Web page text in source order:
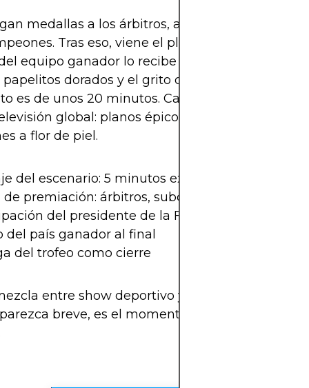
medallas a los árbitros, al equipo
Tras eso, viene el plato fuerte: el trofeo.
equipo ganador lo recibe entre fuegos
dorados y el grito de millones. La
es de unos 20 minutos. Cada elemento está
global: planos épicos, ángulos cenitales
a flor de piel.
del escenario: 5 minutos exactos
premiación: árbitros, subcampeón, campeón
del presidente de la FIFA
del país ganador al final
del trofeo como cierre
entre show deportivo y ceremonia
breve, es el momento más recordado de